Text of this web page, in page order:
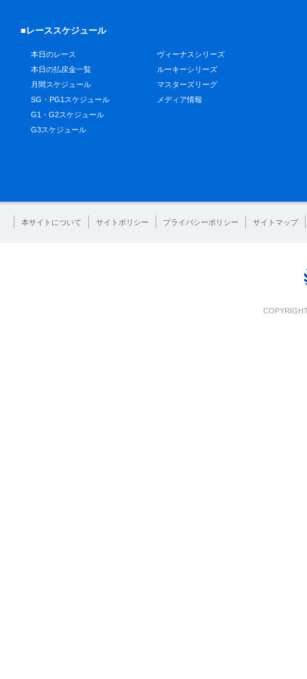
■レーススケジュール
本日のレース
本日の払戻金一覧
月間スケジュール
SG・PG1スケジュール
G1・G2スケジュール
G3スケジュール
ヴィーナスシリーズ
ルーキーシリーズ
マスターズリーグ
メディア情報
本サイトについて サイトポリシー プライバシーポリシー サイトマップ